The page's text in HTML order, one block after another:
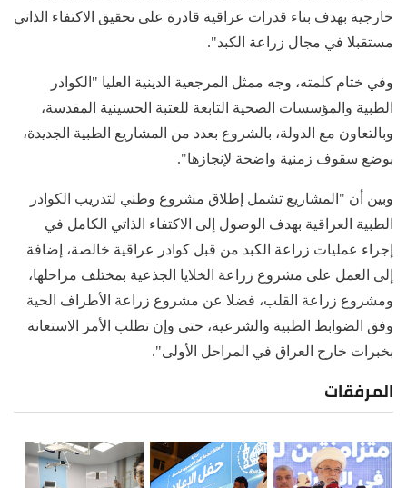
خارجية بهدف بناء قدرات عراقية قادرة على تحقيق الاكتفاء الذاتي
مستقبلا في مجال زراعة الكبد".
وفي ختام كلمته، وجه ممثل المرجعية الدينية العليا "الكوادر
الطبية والمؤسسات الصحية التابعة للعتبة الحسينية المقدسة،
وبالتعاون مع الدولة، بالشروع بعدد من المشاريع الطبية الجديدة،
بوضع سقوف زمنية واضحة لإنجازها".
وبين أن "المشاريع تشمل إطلاق مشروع وطني لتدريب الكوادر
الطبية العراقية بهدف الوصول إلى الاكتفاء الذاتي الكامل في
إجراء عمليات زراعة الكبد من قبل كوادر عراقية خالصة، إضافة
إلى العمل على مشروع زراعة الخلايا الجذعية بمختلف مراحلها،
ومشروع زراعة القلب، فضلا عن مشروع زراعة الأطراف الحية
وفق الضوابط الطبية والشرعية، حتى وإن تطلب الأمر الاستعانة
بخبرات خارج العراق في المراحل الأولى".
المرفقات